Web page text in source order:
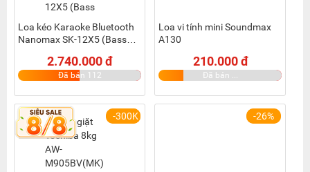
Loa kéo Karaoke Bluetooth
Nanomax SK-12X5 (Bass
2.740.000 đ
Đã bán 112
Loa vi tính mini Soundmax
A130
210.000 đ
Đã bán ...
-300K -26%